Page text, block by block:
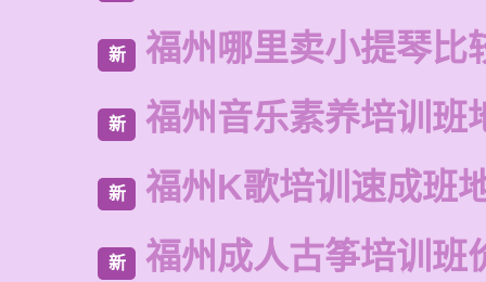
新 福州哪里卖小提琴比
新 福州音乐素养培训班
新 福州K歌培训速成班
新 福州成人古筝培训班